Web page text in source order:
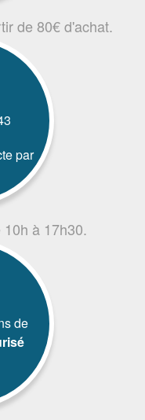
de 80€ d'achat.
par
à 17h30.
de